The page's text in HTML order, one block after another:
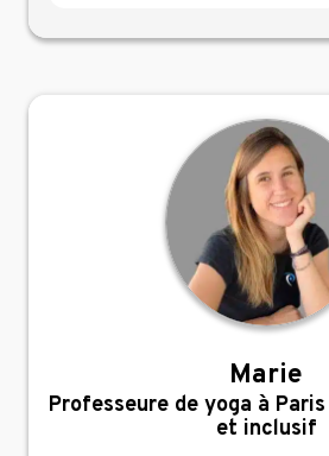
Marie
,
Professeure de yoga à
et inclusif